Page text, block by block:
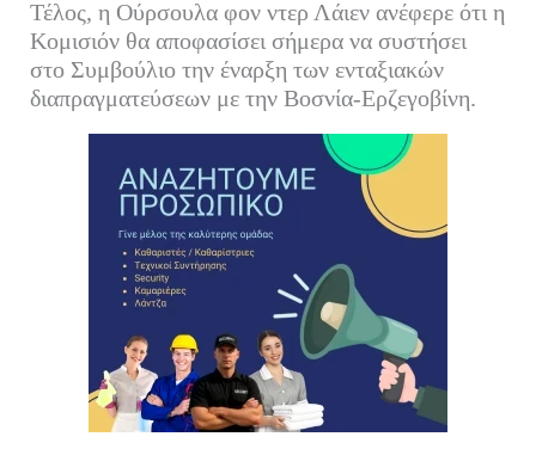
Τέλος, η Ούρσουλα φον ντερ Λάιεν ανέφερε ότι η
Κομισιόν θα αποφασίσει σήμερα να συστήσει
στο Συμβούλιο την έναρξη των ενταξιακών
διαπραγματεύσεων με την Βοσνία-Ερζεγοβίνη.